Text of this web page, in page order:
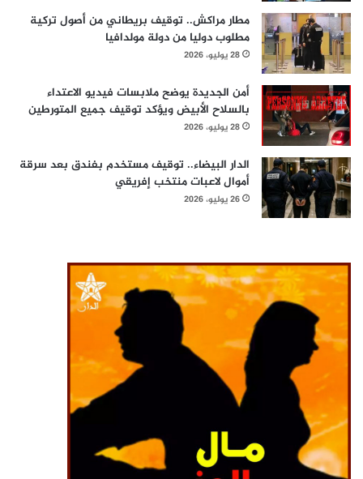
مطار مراكش.. توقيف بريطاني من أصول تركية
مطلوب دوليا من دولة مولدافيا
28 يوليو، 2026
أمن الجديدة يوضح ملابسات فيديو الاعتداء
بالسلاح الأبيض ويؤكد توقيف جميع المتورطين
28 يوليو، 2026
الدار البيضاء.. توقيف مستخدم بفندق بعد سرقة
أموال لاعبات منتخب إفريقي
26 يوليو، 2026